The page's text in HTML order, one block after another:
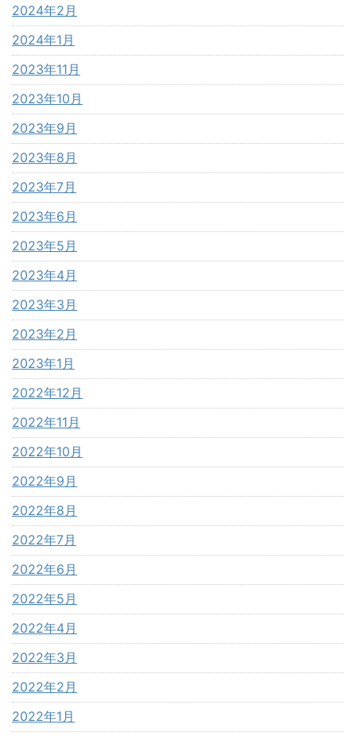
2024年2月
2024年1月
2023年11月
2023年10月
2023年9月
2023年8月
2023年7月
2023年6月
2023年5月
2023年4月
2023年3月
2023年2月
2023年1月
2022年12月
2022年11月
2022年10月
2022年9月
2022年8月
2022年7月
2022年6月
2022年5月
2022年4月
2022年3月
2022年2月
2022年1月